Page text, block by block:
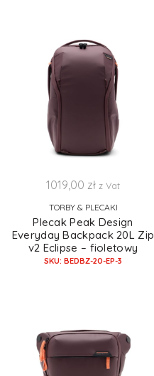
1019,00 zł z Vat
TORBY & PLECAKI
Plecak Peak Design
Everyday Backpack 20L Zip
v2 Eclipse – fioletowy
SKU: BEDBZ-20-EP-3